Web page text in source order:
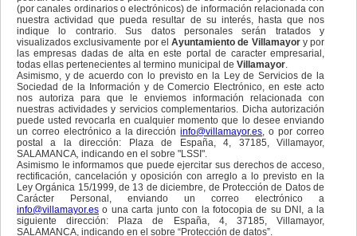
(por canales ordinarios o electrónicos) de información relacionada con
nuestra actividad que pueda resultar de su interés, hasta que nos
indique lo contrario. Sus datos personales serán tratados y
visualizados exclusivamente por el Ayuntamiento de Villamayory por
las empresas dadas de alta en este portal de caracter empresarial,
todas ellas pertenecientes al termino municipal de Villamayor.
Asimismo, y de acuerdo con lo previsto en la Ley de Servicios de la
Sociedad de la Información y de Comercio Electrónico, en este acto
nos autoriza para que le enviemos información relacionada con
nuestras actividades y servicios complementarios. Dicha autorización
puede usted revocarla en cualquier momento que lo desee enviando
un correo electrónico a la direccióninfo@villamayor.es, o por correo
postal a la dirección: Plaza de España, 4, 37185, Villamayor,
SALAMANCA, indicando en el sobre "LSSI".
Asimismo le informamos que puede ejercitar sus derechos de acceso,
rectificación, cancelación y oposición con arreglo a lo previsto en la
Ley Orgánica 15/1999, de 13 de diciembre, de Protección de Datos de
Carácter Personal, enviando un correo electrónico a
info@villamayor.es o una carta junto con la fotocopia de su DNI, a la
siguiente dirección: Plaza de España, 4, 37185, Villamayor,
SALAMANCA, indicando en el sobre “Protección de datos”.